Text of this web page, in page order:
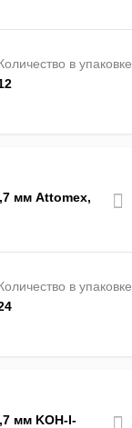
в упаковке
мм Attomex,
в упаковке
мм KOH-I-